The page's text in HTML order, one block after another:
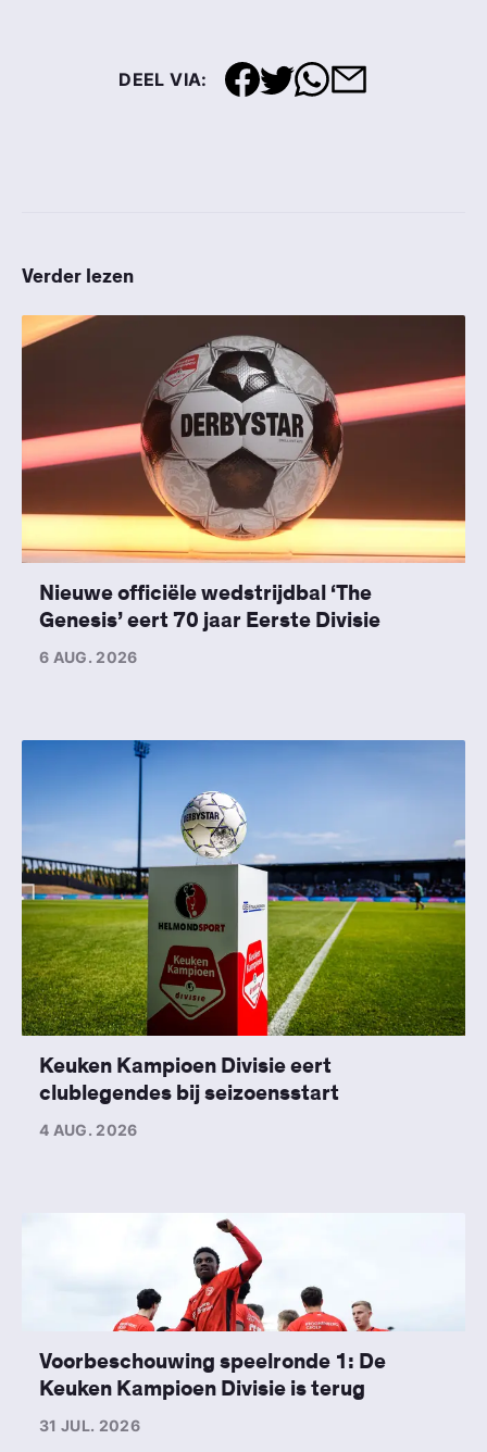
DEEL VIA:
Verder lezen
Nieuwe officiële wedstrijdbal ‘The
Genesis’ eert 70 jaar Eerste Divisie
6 AUG. 2026
Keuken Kampioen Divisie eert
clublegendes bij seizoensstart
4 AUG. 2026
Voorbeschouwing speelronde 1: De
Keuken Kampioen Divisie is terug
31 JUL. 2026